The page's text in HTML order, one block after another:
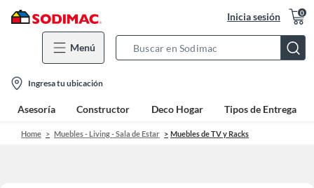
Inicia sesión 0
Menú
Bar
location-
icon
Ingresa tu ubicación
Asesoría Constructor Deco Hogar Tipos de Entrega
Home Muebles - Living - Sala de Estar Muebles de TV y Racks